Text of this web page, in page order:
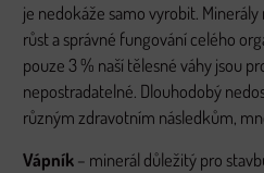
je nedokáže samo vyrobit.
růst a správné fungování celého
pouze 3 % naší tělesné váhy jsou
nepostradatelné. Dlouhodobý
různým zdravotním následkům,
Vápník– minerál důležitý pro